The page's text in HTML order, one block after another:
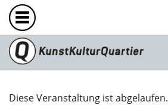
Diese Veranstaltung ist abgelaufen.